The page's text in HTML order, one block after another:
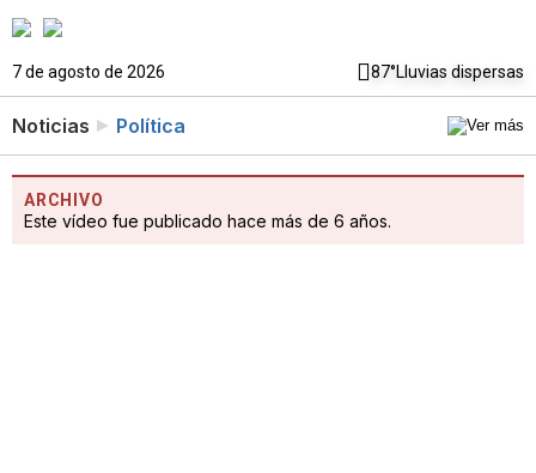
7 de agosto de 2026 87°Lluvias dispersas
Noticias Política
ARCHIVO
Este vídeo fue publicado hace más de 6 años.